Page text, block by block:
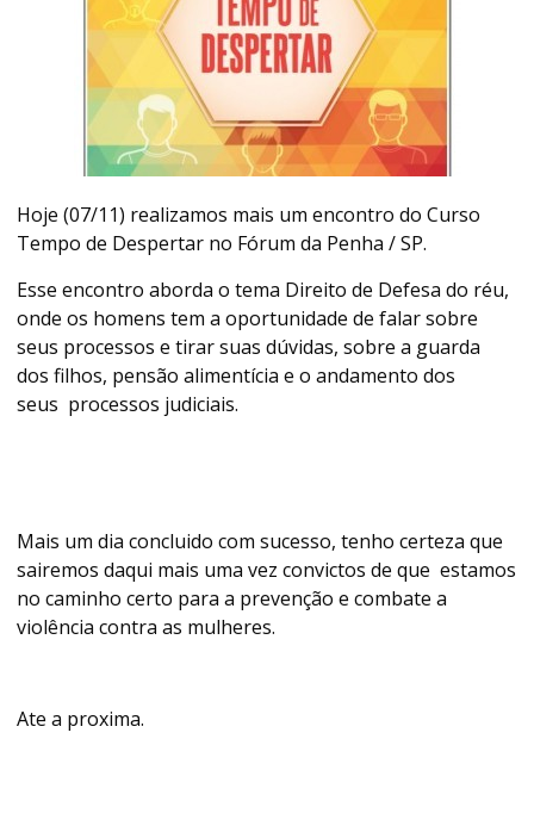
Hoje (07/11) realizamos mais um encontro do Curso
Tempo de Despertar no Fórum da Penha / SP.
Esse encontro aborda o tema Direito de Defesa do réu,
onde os homens tem a oportunidade de falar sobre
seus processos e tirar suas dúvidas, sobre a guarda
dos filhos, pensão alimentícia e o andamento dos
seus processos judiciais.
Mais um dia concluido com sucesso, tenho certeza que
sairemos daqui mais uma vez convictos de que estamos
no caminho certo para a prevenção e combate a
violência contra as mulheres.
Ate a proxima.